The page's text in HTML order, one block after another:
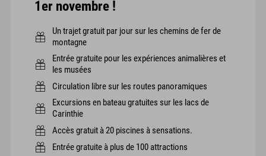
1er novembre !
Un trajet gratuit par jour sur les chemins de fer de
montagne
Entrée gratuite pour les expériences animalières et
les musées
Circulation libre sur les routes panoramiques
Excursions en bateau gratuites sur les lacs de
Carinthie
Accès gratuit à 20 piscines à sensations.
Entrée gratuite à plus de 100 attractions